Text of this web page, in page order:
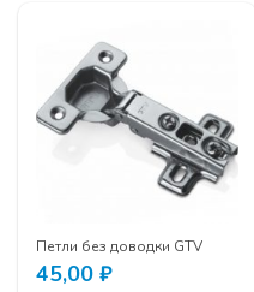
Петли без доводки GTV
45,00 ₽